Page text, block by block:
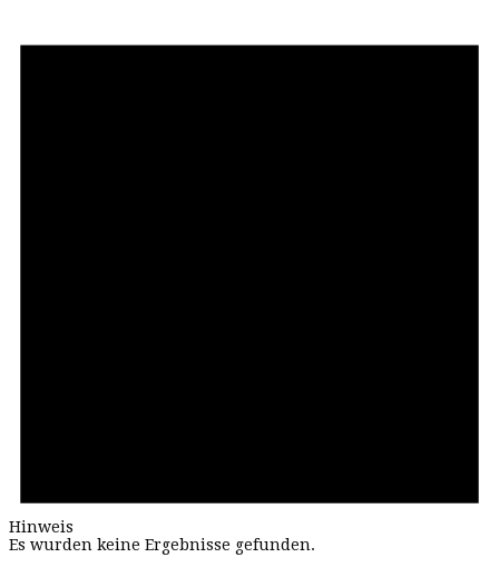
Hinweis
Es wurden keine Ergebnisse gefunden.